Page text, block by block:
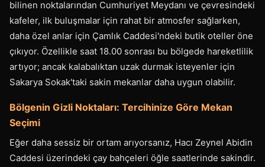
bilinen noktalarından Cumhuriyet Meydanı ve çevresindeki
kafeler, ilk buluşmalar için rahat bir atmosfer sağlarken,
daha özel anlar için Çamlık Caddesi'ndeki butik oteller öne
çıkıyor. Özellikle saat 18.00 sonrası bu bölgede hareketlilik
artıyor; ancak kalabalıktan uzak durmak isteyenler için
Sakarya Sokak'taki sakin mekanlar daha uygun olabilir.
Bölgenin Gizli Noktaları: Tercihinize Göre Mekan
Seçimi
Eğer daha sessiz bir ortam arıyorsanız, Hacı Zeynel Abidin
Caddesi üzerindeki çay bahçeleri öğle saatlerinde sakindir.